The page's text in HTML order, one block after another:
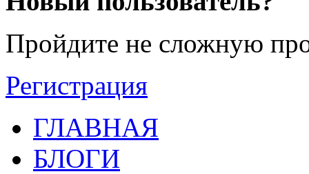
Пройдите не сложную
Регистрация
ГЛАВНАЯ
БЛОГИ